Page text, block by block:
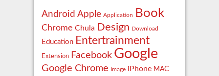
Android Apple Application Book
Chrome Chula Design Download
Education Entertrainment
Extension Facebook Google
Google Chrome Image iPhone MAC